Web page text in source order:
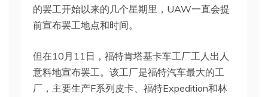
的罢工开始以来的几个星期里，UAW一直会提
前宣布罢工地点和时间。
但在10月11日，福特肯塔基卡车工厂工人出人
意料地宣布罢工。该工厂是福特汽车最大的工
厂，主要生产F系列皮卡、福特Expedition和林